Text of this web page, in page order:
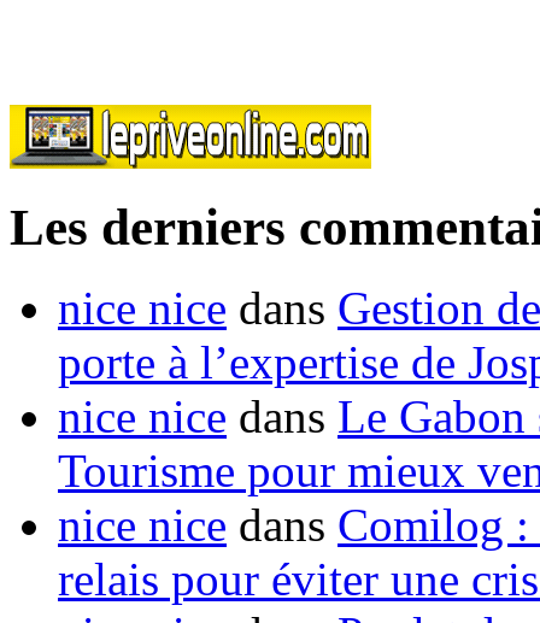
Les derniers
nice nice dans Gestion
porte à l’expertise de
nice nice dans Le Gabon
Tourisme pour mieux
nice nice dans Comilog :
relais pour éviter une